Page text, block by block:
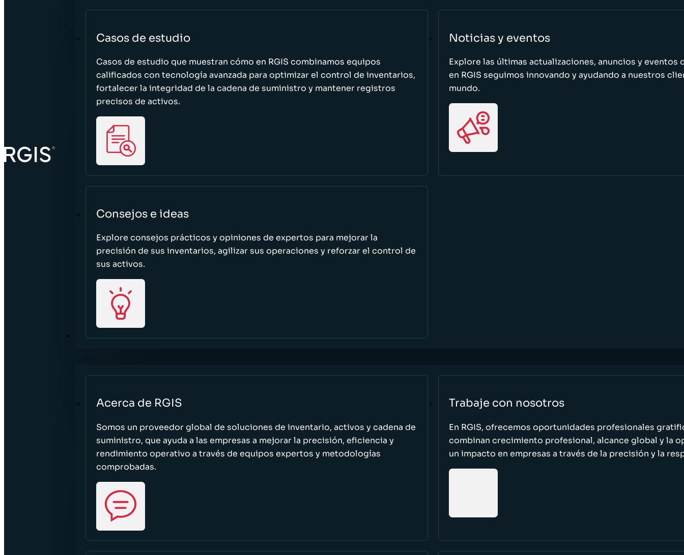
Casos de estudio
Casos de estudio que muestran cómo en RGIS combinamos equipos
calificados con tecnología avanzada para optimizar el control de inventarios,
fortalecer la integridad de la cadena de suministro y mantener registros
precisos de activos.
Noticias y eventos
Explore las últimas actualizaciones, anuncios y eventos
en RGIS seguimos innovando y ayudando a nuestros
mundo.
Consejos e ideas
Explore consejos prácticos y opiniones de expertos para mejorar la
precisión de sus inventarios, agilizar sus operaciones y reforzar el control de
sus activos.
ACERCA DE
Acerca de RGIS
Somos un proveedor global de soluciones de inventario, activos y cadena de
suministro, que ayuda a las empresas a mejorar la precisión, eficiencia y
rendimiento operativo a través de equipos expertos y metodologías
comprobadas.
Trabaje con nosotros
En RGIS, ofrecemos oportunidades profesionales
combinan crecimiento profesional, alcance global y la
un impacto en empresas a través de la precisión y la